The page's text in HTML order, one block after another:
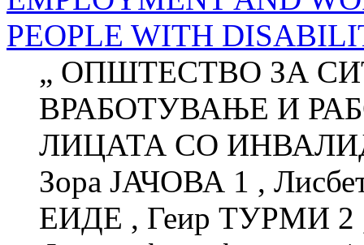
PEOPLE WITH
„ ОПШТЕСТВО ЗА
ВРАБОТУВАЊЕ И
ЛИЦАТА СО
Зора ЈАЧОВА 1 ,
ЕИДЕ , Геир ТУРМИ 2